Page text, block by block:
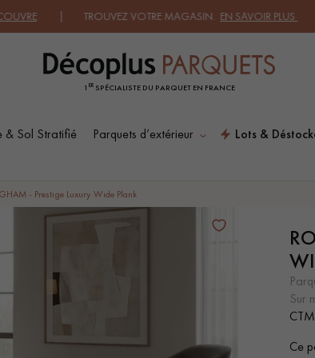
VOTRE MAGASIN.EN SAVOIR PLUS| DEMANDEZ
1 ERSPÉCIALISTE DU PARQUET EN FRANCE
& Sol Stratifié Parquets d’extérieur Lots &
LES PLUS
- Prestige Luxury Wide Plank
Ce